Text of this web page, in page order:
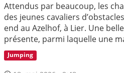
Attendus par beaucoup, les
des jeunes cavaliers
end au Azelhof, à Lier. Une
présente, parmi laquelle une
Jumping